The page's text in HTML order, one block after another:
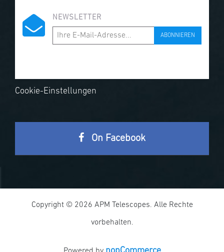
NEWSLETTER
ABONNIEREN
Cookie-Einstellungen
On Facebook
Copyright © 2026 APM Telescopes. Alle Rechte
vorbehalten.